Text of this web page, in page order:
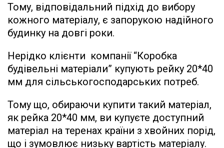
Тому, відповідальний підхід до вибору
кожного матеріалу, є запорукою надійного
будинку на довгі роки.
Нерідко клієнти компанії “Коробка
будівельні матеріали” купують рейку 20*40
мм для сільськогосподарських потреб.
Тому що, обираючи купити такий матеріал,
як рейка 20*40 мм, ви купуєте доступний
матеріал на теренах країни з хвойних порід,
що і зумовлює низьку вартість матеріалу.